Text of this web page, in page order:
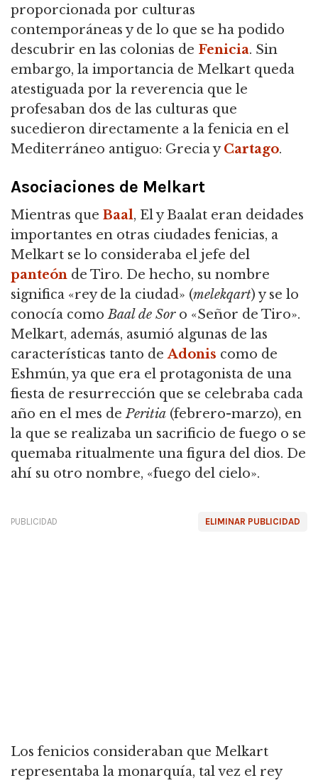
proporcionada por culturas
contemporáneas y de lo que se ha podido
descubrir en las colonias de Fenicia. Sin
embargo, la importancia de Melkart queda
atestiguada por la reverencia que le
profesaban dos de las culturas que
sucedieron directamente a la fenicia en el
Mediterráneo antiguo: Grecia yCartago.
Asociaciones de Melkart
Mientras que Baal, El y Baalat eran deidades
importantes en otras ciudades fenicias, a
Melkart se lo consideraba el jefe del
panteón de Tiro. De hecho, su nombre
significa «rey de la ciudad» (melekqart) y se lo
conocía comoBaal de Soro «Señor de Tiro».
Melkart, además, asumió algunas de las
características tanto deAdonis como de
Eshmún, ya que era el protagonista de una
fiesta de resurrección que se celebraba cada
año en el mes dePeritia (febrero-marzo), en
la que se realizaba un sacrificio de fuego o se
quemaba ritualmente una figura del dios. De
ahí su otro nombre, «fuego del cielo».
ELIMINAR PUBLICIDAD
PUBLICIDAD
Los fenicios consideraban que Melkart
representaba la monarquía, tal vez el rey